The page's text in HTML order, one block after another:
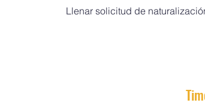
Llenar solicitud de